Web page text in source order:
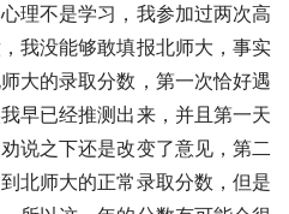
理不是学习，我参加过两次高
我没能够敢填报北师大，事实
大的录取分数，第一次恰好遇
早已经推测出来，并且第一天
说之下还是改变了意见，第二
北师大的正常录取分数，但是